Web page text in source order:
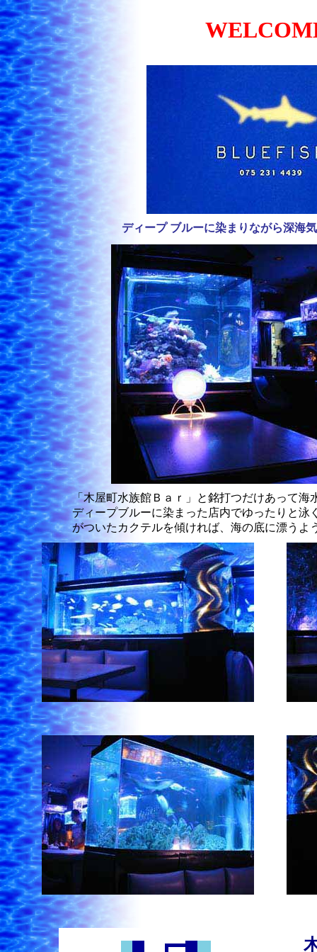
ディープ ブルーに染まりながら深海
「木屋町水族館Ｂａｒ」と銘打つだけあって海
ディープブルーに染まった店内でゆったりと泳
がついたカクテルを傾ければ、海の底に漂うよ